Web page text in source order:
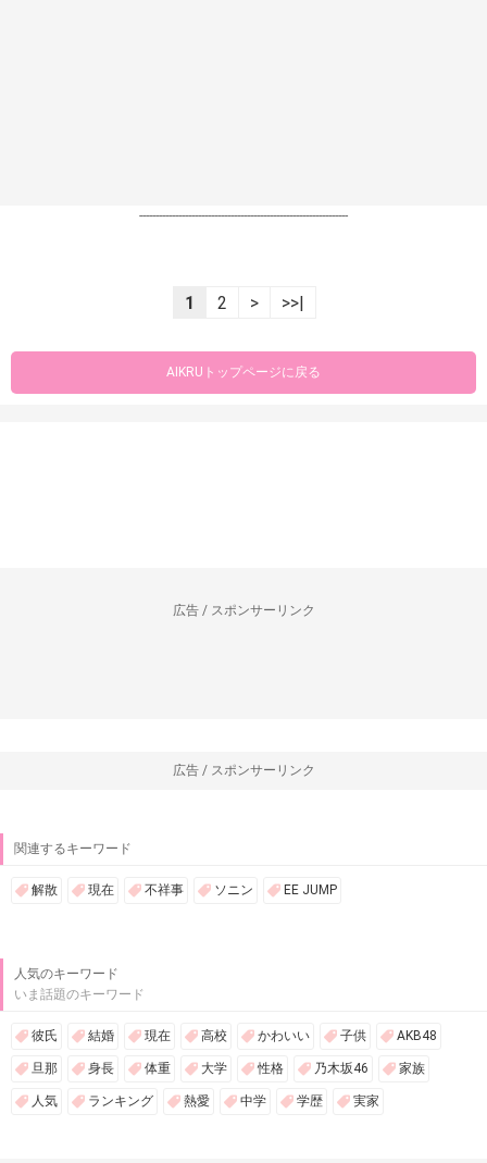
----------------------------------------------------------------
1 2 > >>|
AIKRUトップページに戻る
広告 / スポンサーリンク
広告 / スポンサーリンク
関連するキーワード
解散 現在 不祥事 ソニン EE JUMP
人気のキーワード
いま話題のキーワード
彼氏 結婚 現在 高校 かわいい 子供 AKB48
旦那 身長 体重 大学 性格 乃木坂46 家族
人気 ランキング 熱愛 中学 学歴 実家